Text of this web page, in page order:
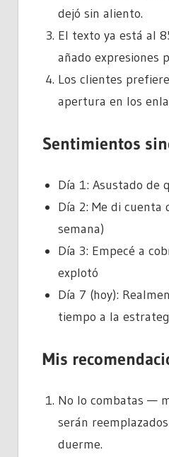
dejó sin aliento.
El texto ya está al
añado expresiones
Los clientes
apertura en los
Sentimientos
Día 1: Asustado de
Día 2: Me di cuenta
semana)
Día 3: Empecé a
explotó
Día 7 (hoy):
tiempo a la
Mis
No lo combatas —
serán
duerme.